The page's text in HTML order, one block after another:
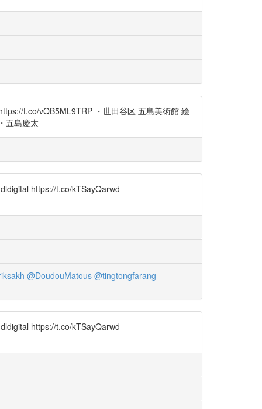
t.co/vQB5ML9TRP ・世田谷区 五島美術館 絵
五島慶太
https://t.co/kTSayQarwd
@DoudouMatous @tingtongfarang
https://t.co/kTSayQarwd